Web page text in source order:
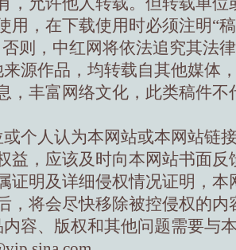
用，在下载使用时必须注明“
否则，中红网将依法追究其法
源作品，均转载自其他媒体
，丰富网络文化，此类稿件不
个人认为本网站或本网站链
益，应该及时向本网站书面反
证明及详细侵权情况证明，本
，将会尽快移除被控侵权的内
容、版权和其他问题需要与